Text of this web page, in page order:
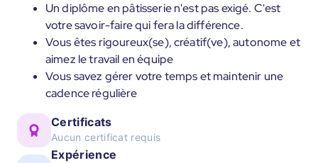
Un diplôme en pâtisserie n'est pas exigé. C'est
votre savoir-faire qui fera la différence.
Vous êtes rigoureux(se), créatif(ve), autonome et
aimez le travail en équipe
Vous savez gérer votre temps et maintenir une
cadence régulière
Certificats
Aucun certificat requis
Expérience